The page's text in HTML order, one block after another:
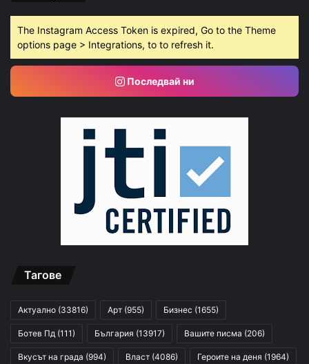
The Instagram Access Token is expired, Go to the Theme
options page > Integrations, to to refresh it.
Последвай ни
Тагове
Актуално (33816) Арт (955) Бизнес (1655)
Ботев Пд (111) България (13917) Вашите писма (206)
Вкусът на града (994) Власт (4086) Героите на деня (1964)